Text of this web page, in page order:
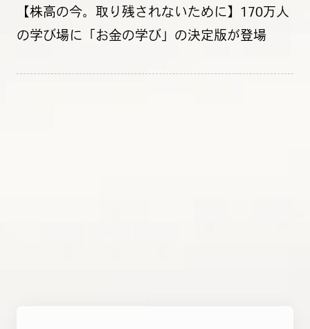
【株高の今。取り残されないために】170万人
の学び場に「お金の学び」の決定版が登場